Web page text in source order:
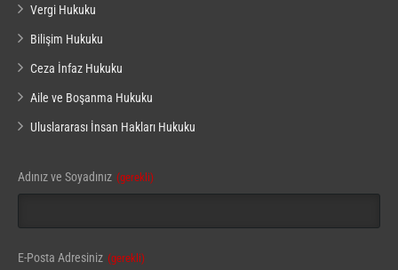
Vergi Hukuku
Bilişim Hukuku
Ceza İnfaz Hukuku
Aile ve Boşanma Hukuku
Uluslararası İnsan Hakları Hukuku
Phone
Number (gerekli)
Adınız ve Soyadınız (gerekli)
E-Posta Adresiniz (gerekli)